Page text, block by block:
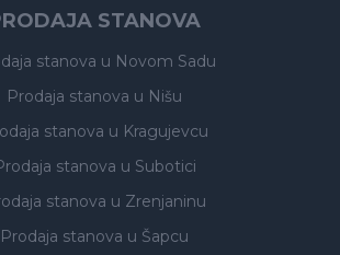
STANOVA
stanova u Novom Sadu
Prodaja stanova u Nišu
stanova u Kragujevcu
stanova u Subotici
stanova u Zrenjaninu
Prodaja stanova u Šapcu